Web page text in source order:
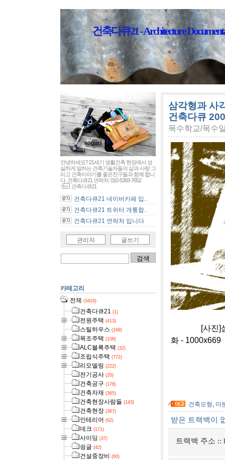
건축다큐21 - Architecture
삼각형과 사
건축다큐
목수학교/목수
[사진]삼각
화 - 1000x669
건축모형, 마
받은 트랙백이
트랙백 주소 ::
안녕하세요? 21세기 생활건축 현장에서 성
실하게 일하는 건축기술자들의 삶과 사랑 그
리고 건축이야기를 좋은친구들과 함께 합니
다. 건축다큐21 연락처: 010-5393-7652
건축다큐21
건축다큐21 네이버카페 입..
건축다큐21 트위터 개통합..
건축다큐21 연락처 입니다
관리자 글쓰기
카테고리
전체 (3419)
건축다큐21 (1)
전원주택 (413)
스틸하우스 (169)
목조주택 (106)
ALC블록주택 (32)
조립식주택 (772)
리모델링 (222)
전기공사 (20)
건축공구 (178)
건축자재 (365)
건축현장사람들 (143)
건축현장 (367)
인테리어 (92)
데크 (171)
사이딩 (37)
슁글 (42)
건설중장비 (60)